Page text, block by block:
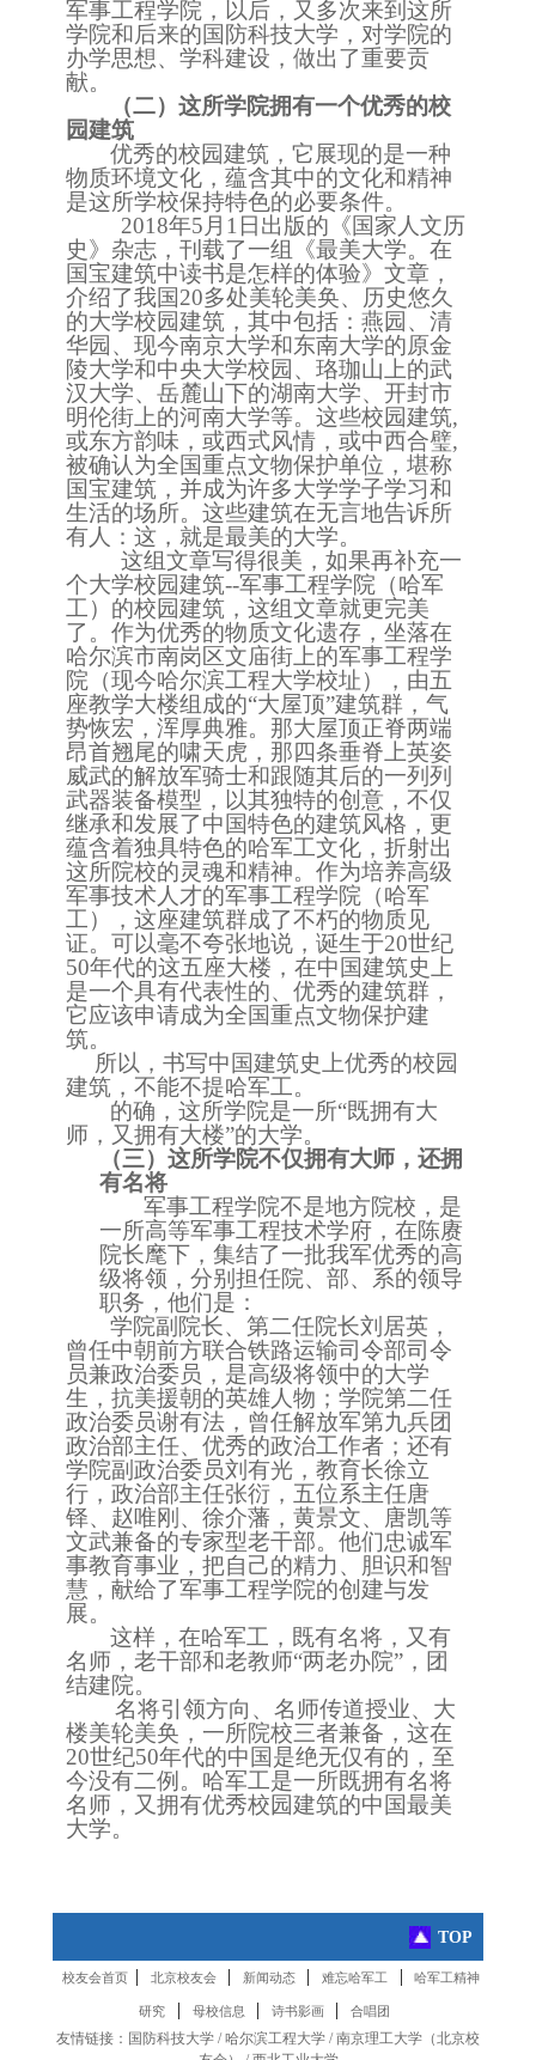
军事工程学院，以后，又多次来到这所
学院和后来的国防科技大学，对学院的
办学思想、学科建设，做出了重要贡
献。
（二）这所学院拥有一个优秀的校
园建筑
优秀的校园建筑，它展现的是一种
物质环境文化，蕴含其中的文化和精神
是这所学校保持特色的必要条件。
2018年5月1日出版的《国家人文历
史》杂志，刊载了一组《最美大学。在
国宝建筑中读书是怎样的体验》文章，
介绍了我国20多处美轮美奂、历史悠久
的大学校园建筑，其中包括：燕园、清
华园、现今南京大学和东南大学的原金
陵大学和中央大学校园、珞珈山上的武
汉大学、岳麓山下的湖南大学、开封市
明伦街上的河南大学等。这些校园建筑,
或东方韵味，或西式风情，或中西合璧,
被确认为全国重点文物保护单位，堪称
国宝建筑，并成为许多大学学子学习和
生活的场所。这些建筑在无言地告诉所
有人：这，就是最美的大学。
这组文章写得很美，如果再补充一
个大学校园建筑--军事工程学院（哈军
工）的校园建筑，这组文章就更完美
了。作为优秀的物质文化遗存，坐落在
哈尔滨市南岗区文庙街上的军事工程学
院（现今哈尔滨工程大学校址）， 由五
座教学大楼组成的“大屋顶”建筑群，气
势恢宏，浑厚典雅。那大屋顶正脊两端
昂首翘尾的啸天虎，那四条垂脊上英姿
威武的解放军骑士和跟随其后的一列列
武器装备模型，以其独特的创意，不仅
继承和发展了中国特色的建筑风格，更
蕴含着独具特色的哈军工文化，折射出
这所院校的灵魂和精神。作为培养高级
军事技术人才的军事工程学院（哈军
工），这座建筑群成了不朽的物质见
证。 可以毫不夸张地说，诞生于20世纪
50年代的这五座大楼，在中国建筑史上
是一个具有代表性的、优秀的建筑群 ，
它应该申请成为全国重点文物保护建
筑。
所以，书写中国建筑史上优秀的校园
建筑，不能不提哈军工。
的确，这所学院是一所“既拥有大
师，又拥有大楼”的大学。
（三） 这所学院不仅拥有大师，还拥
有名将
军事工程学院不是地方院校，是
一所高等军事工程技术学府，在陈赓
院长麾下，集结了一批我军优秀的高
级将领，分别担任院、部、系的领导
职务，他们是：
学院副院长、第二任院长刘居英，
曾任中朝前方联合铁路运输司令部司令
员兼政治委员，是高级将领中的大学
生，抗美援朝的英雄人物；学院第二任
政治委员谢有法，曾任解放军第九兵团
政治部主任、优秀的政治工作者；还有
学院副政治委员刘有光，教育长徐立
行，政治部主任张衍，五位系主任唐
铎、赵唯刚、徐介藩，黄景文、唐凯等
文武兼备的专家型老干部。他们忠诚军
事教育事业，把自己的精力、胆识和智
慧，献给了军事工程学院的创建与发
展。
这样，在哈军工，既有名将，又有
名师，老干部和老教师“两老办院”，团
结建院。
名将引领方向、名师传道授业、大
楼美轮美奂，一所院校三者兼备，这在
20世纪50年代的中国是绝无仅有的，至
今没有二例。哈军工是一所既拥有名将
名师，又拥有优秀校园建筑的中国最美
大学。
TOP
校友会首页 | 北京校友会 | 新闻动态 | 难忘哈军工 | 哈军工精神
研究 | 母校信息 | 诗书影画 | 合唱团
友情链接： 国防科技大学 /哈尔滨工程大学 /南京理工大学 （北京校